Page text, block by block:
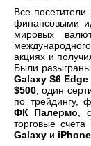
Все
финансовыми
мировых
акциях и
Были
Galaxy S6 Edge
$500 , один
по трейдингу,
ФК Палермо ,
торговые счета
Galaxy и